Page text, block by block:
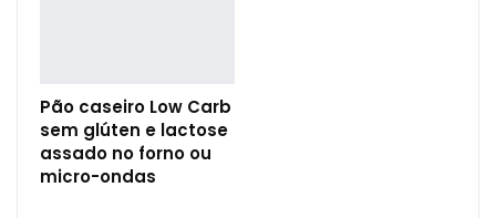
Pão caseiro Low Carb
sem glúten e lactose
assado no forno ou
micro-ondas